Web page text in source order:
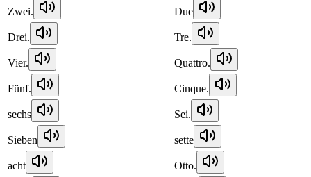
Zwei. Due
Drei. Tre.
Vier. Quattro.
Fünf. Cinque.
sechs Sei.
Sieben sette
acht Otto.